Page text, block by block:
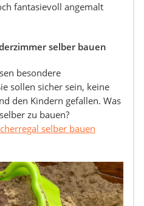
fantasievoll angemalt
selber bauen
besondere
sollen sicher sein, keine
den Kindern gefallen. Was
zu bauen?
selber bauen